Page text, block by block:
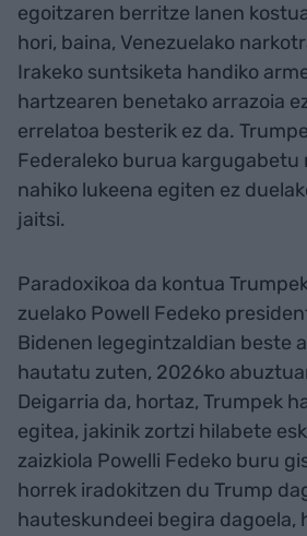
egoitzaren berritze lanen
hori, baina, Venezuelako
Irakeko suntsiketa handiko
hartzearen benetako arrazoia
errelatoa besterik ez da.
Federaleko burua kargugabetu
nahiko lukeena egiten ez
jaitsi.
Paradoxikoa da kontua
zuelako Powell Fedeko
Bidenen legegintzaldian beste
hautatu zuten, 2026ko
Deigarria da, hortaz, Trumpek
egitea, jakinik zortzi hilabete
zaizkiola Powelli Fedeko buru
horrek iradokitzen du Trump
hauteskundeei begira dagoela,